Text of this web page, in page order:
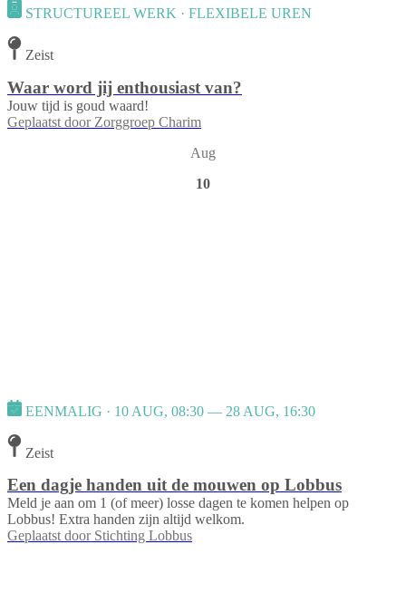
STRUCTUREEL WERK · FLEXIBELE UREN
Zeist
Waar word jij enthousiast van?
Jouw tijd is goud waard!
Geplaatst door Zorggroep Charim
Aug
10
EENMALIG · 10 AUG, 08:30 — 28 AUG, 16:30
Zeist
Een dagje handen uit de mouwen op Lobbus
Meld je aan om 1 (of meer) losse dagen te komen helpen op
Lobbus! Extra handen zijn altijd welkom.
Geplaatst door Stichting Lobbus